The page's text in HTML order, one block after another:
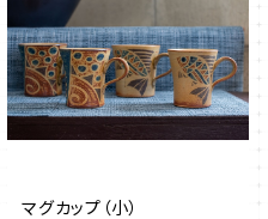
マグカップ（小）